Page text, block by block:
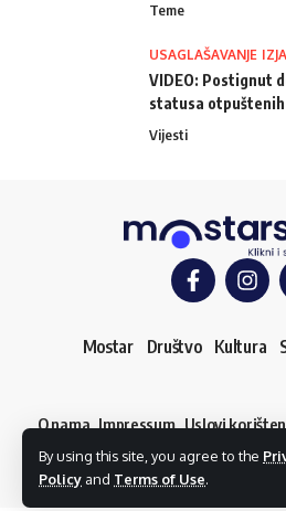
By using this site, you agree to the
Policy and Terms of Use.
Teme
USAGLAŠAVANJE
VIDEO: Postignut
statusa
Vijesti
Mostar Društvo Kultura
O nama Impressum Uslovi
Dojavi vijest
© mostarski.ba. Sva